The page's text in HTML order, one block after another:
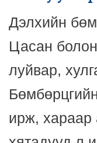
Дэлхийн
Цасан
луйвар,
ирж, хараар